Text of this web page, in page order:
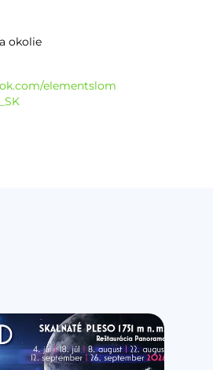
okolie
elementslom